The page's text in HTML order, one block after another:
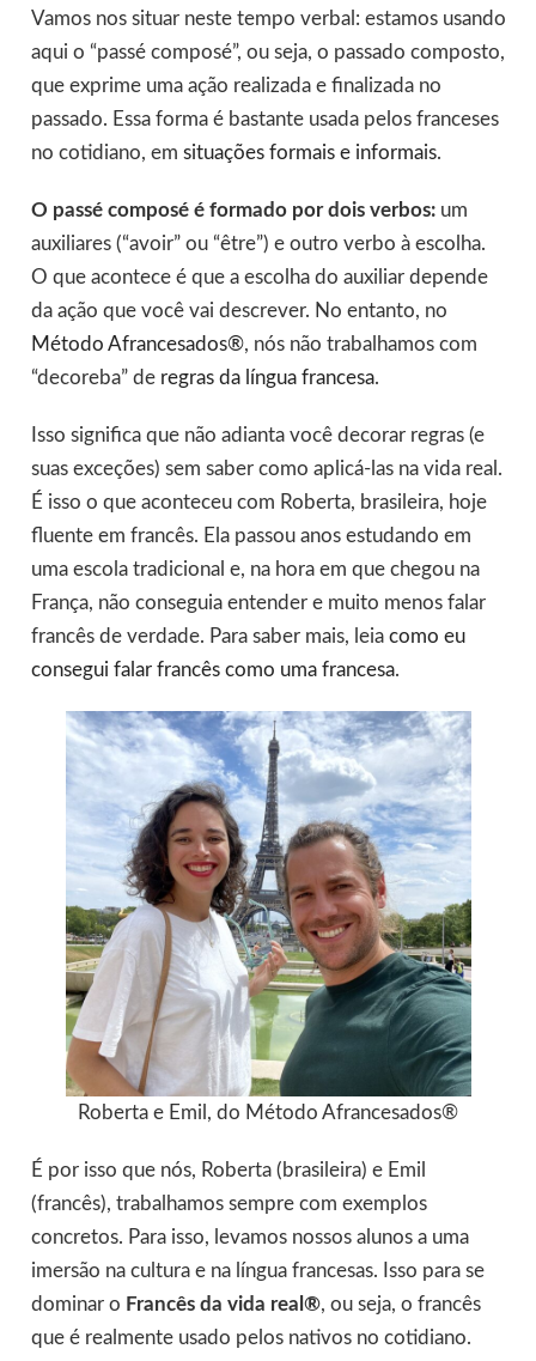
Vamos nos situar neste tempo verbal: estamos usando
aqui o “passé composé”, ou seja, o passado composto,
que exprime uma ação realizada e finalizada no
passado. Essa forma é bastante usada pelos franceses
no cotidiano, em situações formais e informais.
O passé composé é formado por dois verbos: um
auxiliares (“avoir” ou “être”) e outro verbo à escolha.
O que acontece é que a escolha do auxiliar depende
da ação que você vai descrever. No entanto, no
Método Afrancesados®, nós não trabalhamos com
“decoreba” de regras da língua francesa.
Isso significa que não adianta você decorar regras (e
suas exceções) sem saber como aplicá-las na vida real.
É isso o que aconteceu com Roberta, brasileira, hoje
fluente em francês. Ela passou anos estudando em
uma escola tradicional e, na hora em que chegou na
França, não conseguia entender e muito menos falar
francês de verdade. Para saber mais, leia como eu
consegui falar francês como uma francesa.
Roberta e Emil, do Método Afrancesados®
É por isso que nós, Roberta (brasileira) e Emil
(francês), trabalhamos sempre com exemplos
concretos. Para isso, levamos nossos alunos a uma
imersão na cultura e na língua francesas. Isso para se
dominar o Francês da vida real®, ou seja, o francês
que é realmente usado pelos nativos no cotidiano.